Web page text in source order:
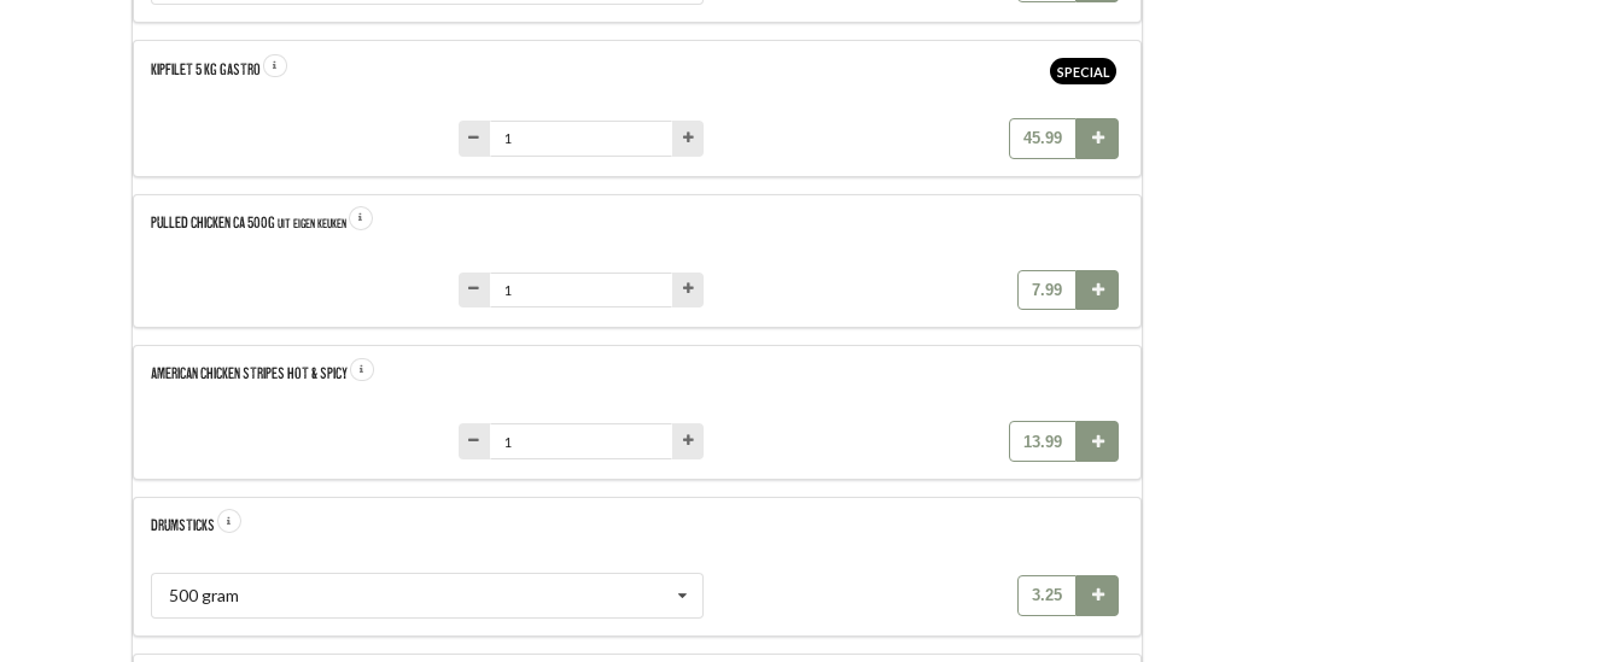
KIPFILET 5 KG GASTRO SPECIAL
45.99
PULLED CHICKEN CA 500G Uit eigen keuken
7.99
AMERICAN CHICKEN STRIPES HOT & SPICY
13.99
DRUMSTICKS
500 gram 3.25